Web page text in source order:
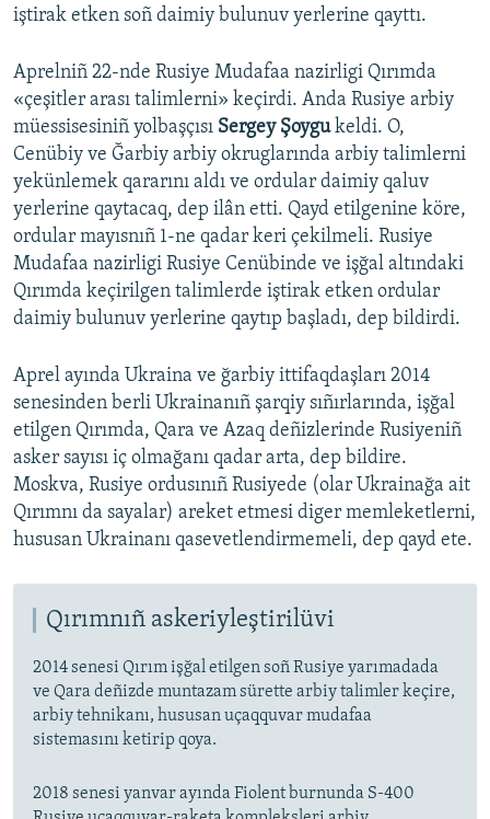
iştirak etken soñ daimiy bulunuv yerlerine qayttı.
Aprelniñ 22-nde Rusiye Mudafaa nazirligi Qırımda
«çeşitler arası talimlerni» keçirdi. Anda Rusiye arbiy
müessisesiniñ yolbaşçısı Sergey Şoygukeldi. O,
Cenübiy ve Ğarbiy arbiy okruglarında arbiy talimlerni
yekünlemek qararını aldı ve ordular daimiy qaluv
yerlerine qaytacaq, dep ilân etti. Qayd etilgenine köre,
ordular mayısnıñ 1-ne qadar keri çekilmeli. Rusiye
Mudafaa nazirligi Rusiye Cenübinde ve işğal altındaki
Qırımda keçirilgen talimlerde iştirak etken ordular
daimiy bulunuv yerlerine qaytıp başladı, dep bildirdi.
Aprel ayında Ukraina ve ğarbiy ittifaqdaşları 2014
senesinden berli Ukrainanıñ şarqiy sıñırlarında, işğal
etilgen Qırımda, Qara ve Azaq deñizlerinde Rusiyeniñ
asker sayısı iç olmağanı qadar arta, dep bildire.
Moskva, Rusiye ordusınıñ Rusiyede (olar Ukrainağa ait
Qırımnı da sayalar) areket etmesi diger memleketlerni,
hususan Ukrainanı qasevetlendirmemeli, dep qayd ete.
Qırımnıñ askeriyleştirilüvi
2014 senesi Qırım işğal etilgen soñ Rusiye yarımadada
ve Qara deñizde muntazam sürette arbiy talimler keçire,
arbiy tehnikanı, hususan uçaqquvar mudafaa
sistemasını ketirip qoya.
2018 senesi yanvar ayında Fiolent burnunda S-400